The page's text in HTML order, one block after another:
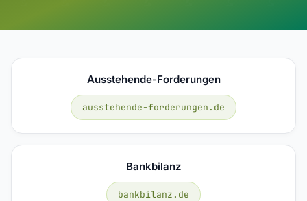
Ausstehende-Forderungen
ausstehende-forderungen.de
Bankbilanz
bankbilanz.de